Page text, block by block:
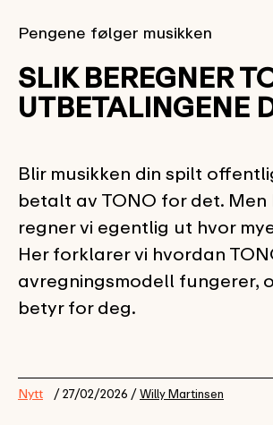
Pengene følger musikken
SLIK BEREGNER
UTBETALINGENE
Blir musikken din spilt
betalt av TONO for det. Men
regner vi egentlig ut hvor
Her forklarer vi hvordan
avregningsmodell fungerer,
betyr for deg.
Nytt / 27/02/2026 /Willy Martinsen